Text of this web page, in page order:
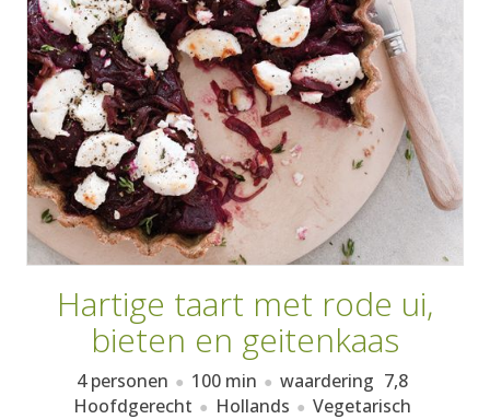
WEEKMENU'S
KOOKBOEKEN
Hartige taart met rode ui,
bieten en geitenkaas
4 personen 100 min waardering 7,8
Hoofdgerecht
Hollands Vegetarisch